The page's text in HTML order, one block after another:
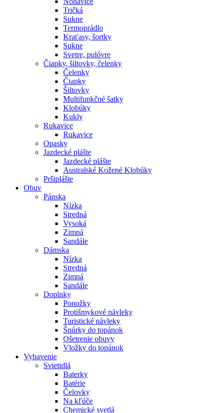
Tričká
Sukne
Termoprádlo
Kraťasy, šortky
Sukne
Svetre, pulóvre
Čiapky, šiltovky, čelenky
Čelenky
Čiapky
Šiltovky
Multifunkčné šatky
Klobúky
Kukly
Rukavice
Rukavice
Opasky
Jazdecké plášte
Jazdecké plášte
Australské Kožené Klobúky
Pršiplášte
Obuv
Pánska
Nízka
Stredná
Vysoká
Zimná
Sandále
Dámska
Nízka
Stredná
Zimná
Sandále
Doplnky
Ponožky
Protišmykové návleky
Turistické návleky
Šnúrky do topánok
Ošetrenie obuvy
Vložky do topánok
Vybavenie
Svietidlá
Baterky
Batérie
Čelovky
Na kľúče
Chemické svetlá